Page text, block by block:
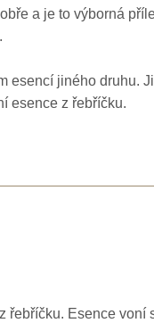
a je to výborná
esencí jiného druhu.
esence z řebříčku.
řebříčku. Esence voní